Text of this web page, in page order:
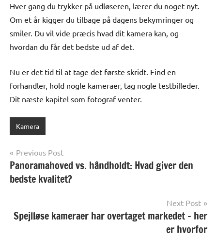
Hver gang du trykker på udløseren, lærer du noget nyt.
Om et år kigger du tilbage på dagens bekymringer og
smiler. Du vil vide præcis hvad dit kamera kan, og
hvordan du får det bedste ud af det.
Nu er det tid til at tage det første skridt. Find en
forhandler, hold nogle kameraer, tag nogle testbilleder.
Dit næste kapitel som fotograf venter.
Kamera
Post
navigation
Previous Post
Panoramahoved vs. håndholdt: Hvad giver den
bedste kvalitet?
Next Post
Spejlløse kameraer har overtaget markedet – her
er hvorfor